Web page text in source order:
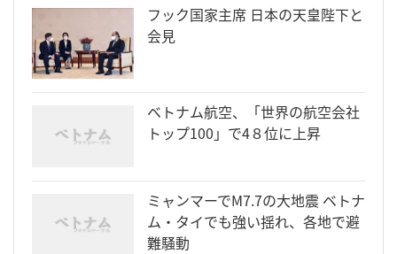
フック国家主席 日本の天皇陛下と
会見
ベトナム航空、「世界の航空会社
トップ100」で4８位に上昇
ミャンマーでM7.7の大地震 ベトナ
ム・タイでも強い揺れ、各地で避
難騒動